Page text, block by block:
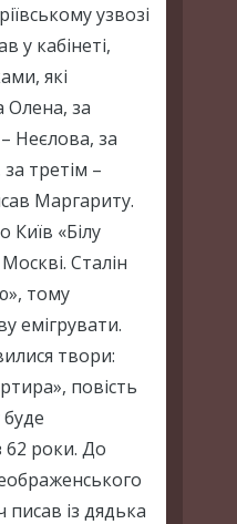
узвозі
у кабінеті,
які
Олена, за
Неєлова, за
третім –
Маргариту.
«Білу
Сталін
тому
емігрувати.
твори:
повість
62 роки. До
із дядька